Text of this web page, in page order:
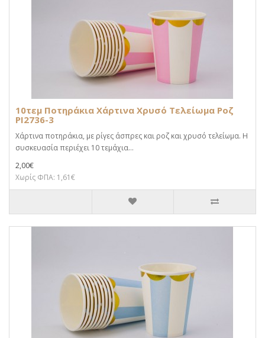
10τεμ Ποτηράκια Χάρτινα Χρυσό Τελείωμα Ροζ
PI2736-3
Χάρτινα ποτηράκια, με ρίγες άσπρες και ροζ και χρυσό τελείωμα. Η
συσκευασία περιέχει 10 τεμάχια...
2,00€
Χωρίς ΦΠΑ: 1,61€